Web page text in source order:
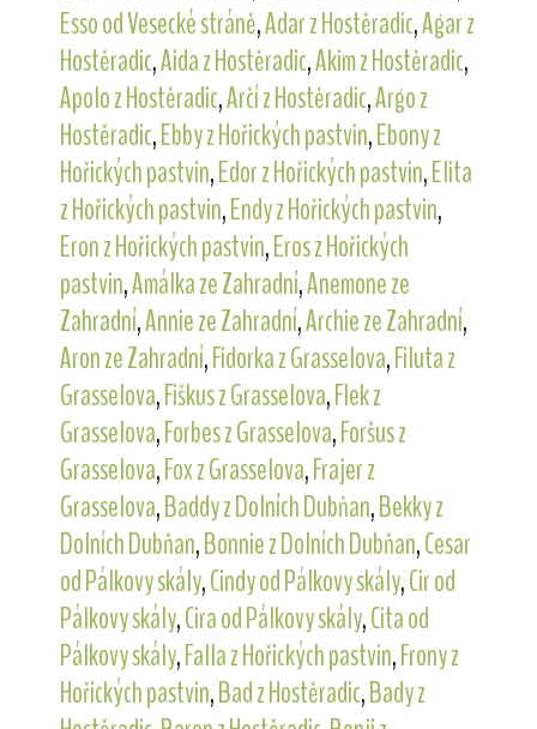
Esso od Vesecké stráně,Adar z Hostěradic,Agar z
Hostěradic,Aida z Hostěradic,Akim z Hostěradic,
Apolo z Hostěradic,Arčí z Hostěradic,Argo z
Hostěradic,Ebby z Hořických pastvin,Ebony z
Hořických pastvin,Edor z Hořických pastvin,Elita
z Hořických pastvin,Endy z Hořických pastvin,
Eron z Hořických pastvin,Eros z Hořických
pastvin,Amálka ze Zahradní,Anemone ze
Zahradní,Annie ze Zahradní,Archie ze Zahradní,
Aron ze Zahradní,Fidorka z Grasselova,Filuta z
Grasselova,Fiškus z Grasselova,Flek z
Grasselova,Forbes z Grasselova,Foršus z
Grasselova,Fox z Grasselova,Frajer z
Grasselova,Baddy z Dolních Dubňan,Bekky z
Dolních Dubňan,Bonnie z Dolních Dubňan,Cesar
od Pálkovy skály,Cindy od Pálkovy skály,Cir od
Pálkovy skály,Cira od Pálkovy skály,Cita od
Pálkovy skály,Falla z Hořických pastvin,Frony z
Hořických pastvin,Bad z Hostěradic,Bady z